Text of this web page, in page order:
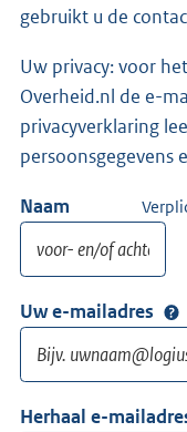
gebruikt u de
Uw privacy: voor
Overheid.nl de e-
privacyverklaring
persoonsgegevens
Naam
Uw e-mailadres
Herhaal e-